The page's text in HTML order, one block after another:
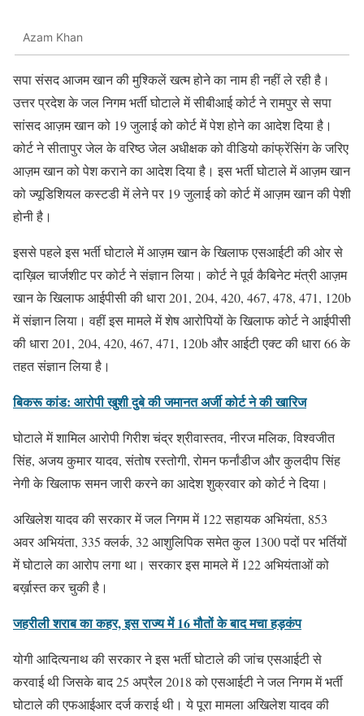
Azam Khan
सपा संसद आजम खान की मुश्किलें खत्म होने का नाम ही नहीं ले रही है।
उत्तर प्रदेश के जल निगम भर्ती घोटाले में सीबीआई कोर्ट ने रामपुर से सपा
सांसद आज़म खान को 19 जुलाई को कोर्ट में पेश होने का आदेश दिया है।
कोर्ट ने सीतापुर जेल के वरिष्ठ जेल अधीक्षक को वीडियो कांफ्रेंसिंग के जरिए
आज़म खान को पेश कराने का आदेश दिया है। इस भर्ती घोटाले में आज़म खान
को ज्यूडिशियल कस्टडी में लेने पर 19 जुलाई को कोर्ट में आज़म खान की पेशी
होनी है।
इससे पहले इस भर्ती घोटाले में आज़म खान के खिलाफ एसआईटी की ओर से
दाख़िल चार्जशीट पर कोर्ट ने संज्ञान लिया। कोर्ट ने पूर्व कैबिनेट मंत्री आज़म
खान के खिलाफ आईपीसी की धारा 201, 204, 420, 467, 478, 471, 120b
में संज्ञान लिया। वहीं इस मामले में शेष आरोपियों के खिलाफ कोर्ट ने आईपीसी
की धारा 201, 204, 420, 467, 471, 120b और आईटी एक्ट की धारा 66 के
तहत संज्ञान लिया है।
बिकरू कांड: आरोपी खुशी दुबे की जमानत अर्जी कोर्ट ने की खारिज
घोटाले में शामिल आरोपी गिरीश चंद्र श्रीवास्तव, नीरज मलिक, विश्वजीत
सिंह, अजय कुमार यादव, संतोष रस्तोगी, रोमन फर्नांडीज और कुलदीप सिंह
नेगी के खिलाफ समन जारी करने का आदेश शुक्रवार को कोर्ट ने दिया।
अखिलेश यादव की सरकार में जल निगम में 122 सहायक अभियंता, 853
अवर अभियंता, 335 क्लर्क, 32 आशुलिपिक समेत कुल 1300 पदों पर भर्तियों
में घोटाले का आरोप लगा था। सरकार इस मामले में 122 अभियंताओं को
बर्ख़ास्त कर चुकी है।
जहरीली शराब का कहर, इस राज्य में 16 मौतों के बाद मचा हड़कंप
योगी आदित्यनाथ की सरकार ने इस भर्ती घोटाले की जांच एसआईटी से
करवाई थी जिसके बाद 25 अप्रैल 2018 को एसआईटी ने जल निगम में भर्ती
घोटाले की एफआईआर दर्ज कराई थी। ये पूरा मामला अखिलेश यादव की